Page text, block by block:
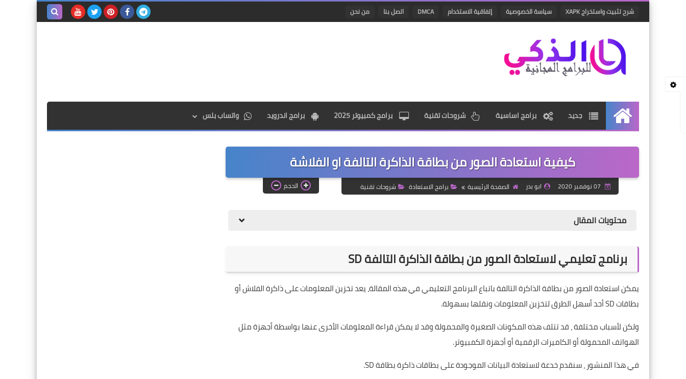
شرح تثبيت واستخراج XAPK سياسة الخصوصية إتفاقية الاستخدام DMCA اتصل بنا من نحن
الرئيسيةجديد برامج اساسية شروحات تقنية برامج كمبيوتر 2025 برامج اندرويد واتساب بلس
كيفية استعادة الصور من بطاقة الذاكرة التالفة او الفلاشة
ابو بدر الصفحة الرئيسية برامج الاستعادة شروحات تقنية الحجم
محتويات المقال
برنامج تعليمي لاستعادة الصور من بطاقة الذاكرة التالفة SD
يمكن استعادة الصور من بطاقة الذاكرة التالفة باتباع البرنامج التعليمي في هذه المقالة، يعد تخزين المعلومات على ذاكرة الفلاش أو
بطاقات SD أحد أسهل الطرق لتخزين المعلومات ونقلها بسهولة.
ولكن لأسباب مختلفة ، قد تتلف هذه المكونات الصغيرة والمحمولة وقد لا يمكن قراءة المعلومات الأخرى عنها بواسطة أجهزة مثل
الهواتف المحمولة أو الكاميرات الرقمية أو أجهزة الكمبيوتر.
في هذا المنشور ، سنقدم خدعة لاستعادة البيانات الموجودة على بطاقات ذاكرة بطاقة SD.